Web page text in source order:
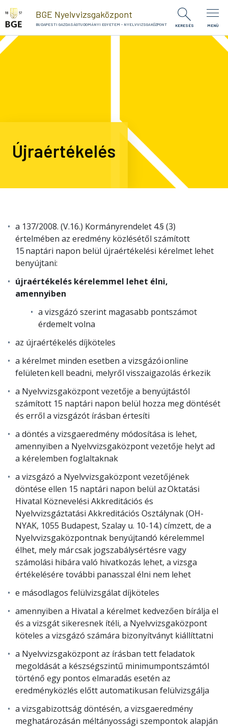
Ugrás a tartalomra
BGE Nyelvvizsgaközpont
BUDAPESTI GAZDASÁGTUDOMÁNYI EGYETEM - NYELVVIZSGAKÖZPONT KERESÉS MENÜ
Újraértékelés
a 137/2008. (V.16.) Kormányrendelet 4.§ (3)
értelmében az eredmény közlésétől számított
15 naptári napon belül újraértékelési kérelmet lehet
benyújtani:
újraértékelés kérelemmel lehet élni,
amennyiben
a vizsgázó szerint magasabb pontszámot
érdemelt volna
az újraértékelés díjköteles
a kérelmet minden esetben a vizsgázói online
felületen kell beadni, melyről visszaigazolás érkezik
a Nyelvvizsgaközpont vezetője a benyújtástól
számított 15 naptári napon belül hozza meg döntését
és erről a vizsgázót írásban értesíti
a döntés a vizsgaeredmény módosítása is lehet,
amennyiben a Nyelvvizsgaközpont vezetője helyt ad
a kérelemben foglaltaknak
a vizsgázó a Nyelvvizsgaközpont vezetőjének
döntése ellen 15 naptári napon belül azOktatási
Hivatal Köznevelési Akkreditációs és
Nyelvvizsgáztatási Akkreditációs Osztálynak (OH-
NYAK, 1055 Budapest, Szalay u. 10-14.) címzett, de a
Nyelvvizsgaközpontnak benyújtandó kérelemmel
élhet, mely már csak jogszabálysértésre vagy
számolási hibára való hivatkozás lehet, a vizsga
értékelésére további panasszal élni nem lehet
e másodlagos felülvizsgálat díjköteles
amennyiben a Hivatal a kérelmet kedvezően bírálja el
és a vizsgát sikeresnek ítéli, a Nyelvvizsgaközpont
köteles a vizsgázó számára bizonyítványt kiállíttatni
a Nyelvvizsgaközpont az írásban tett feladatok
megoldását a készségszintű minimumpontszámtól
történő egy pontos elmaradás esetén az
eredményközlés előtt automatikusan felülvizsgálja
a vizsgabizottság döntésén, a vizsgaeredmény
meghatározásán méltányossági szempontok alapján